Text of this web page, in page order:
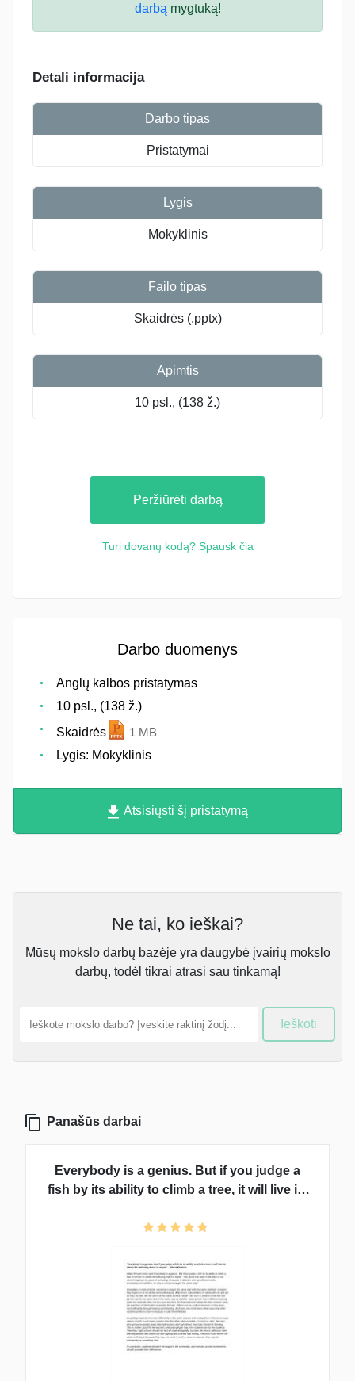
darbą mygtuką!
Detali informacija
Darbo tipas
Pristatymai
Lygis
Mokyklinis
Failo tipas
Skaidrės (.pptx)
Apimtis
10 psl., (138 ž.)
Peržiūrėti darbą
Turi dovanų kodą? Spausk čia
Darbo duomenys
Anglų kalbos pristatymas
10 psl., (138 ž.)
Skaidrės
1 MB
Lygis: Mokyklinis
Atsisiųsti šį pristatymą
Ne tai, ko ieškai?
Mūsų mokslo darbų bazėje yra daugybė įvairių mokslo
darbų, todėl tikrai atrasi sau tinkamą!
Ieškoti
Panašūs darbai
Everybody is a genius. But if you judge a
fish by its ability to climb a tree, it will live its